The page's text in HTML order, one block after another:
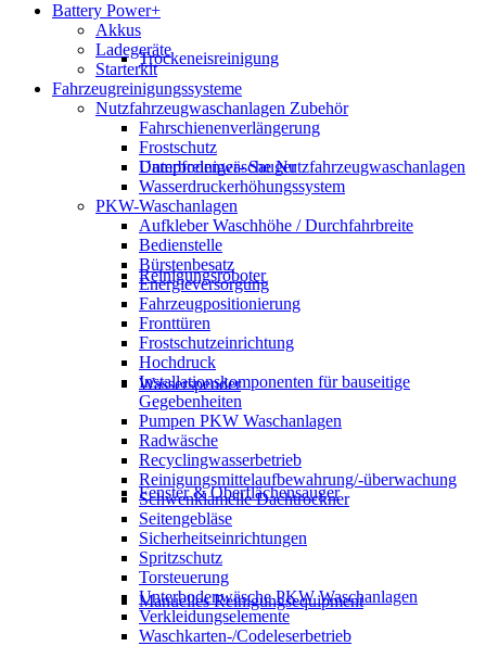
Trockeneisreinigung
Dampfreiniger- Sauger
Reinigungsroboter
Wasserspender
Fenster & Oberflächensauger
Manuelles Reinigungsequipment
Battery Power+
Akkus
Ladegeräte
Starterkit
Fahrzeugreinigungssysteme
Nutzfahrzeugwaschanlagen Zubehör
Fahrschienenverlängerung
Frostschutz
Unterbodenwäsche Nutzfahrzeugwaschanlagen
Wasserdruckerhöhungssystem
PKW-Waschanlagen
Aufkleber Waschhöhe / Durchfahrbreite
Bedienstelle
Bürstenbesatz
Energieversorgung
Fahrzeugpositionierung
Fronttüren
Frostschutzeinrichtung
Hochdruck
Installationskomponenten für bauseitige
Gegebenheiten
Pumpen PKW Waschanlagen
Radwäsche
Recyclingwasserbetrieb
Reinigungsmittelaufbewahrung/-überwachung
Schwenklamelle Dachtrockner
Seitengebläse
Sicherheitseinrichtungen
Spritzschutz
Torsteuerung
Unterbodenwäsche PKW Waschanlagen
Verkleidungselemente
Waschkarten-/Codeleserbetrieb